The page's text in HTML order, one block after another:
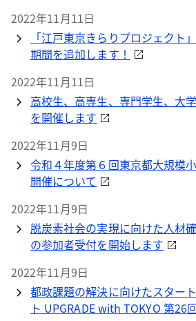
2022年11月11日
「江戸東京きらりプロジェクト
期間を追加します！
2022年11月11日
高校生、高専生、専門学生、大
を開催します
2022年11月9日
令和４年度第６回東京都大規模
開催について
2022年11月9日
脱炭素社会の実現に向けた人材
の参加者受付を開始します
2022年11月9日
都政課題の解決に向けたスター
ト UPGRADE with TOKYO 第26